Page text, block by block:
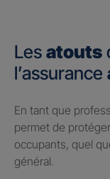
Les atouts
l’assurance
En tant que
permet de
occupants, quel
général.